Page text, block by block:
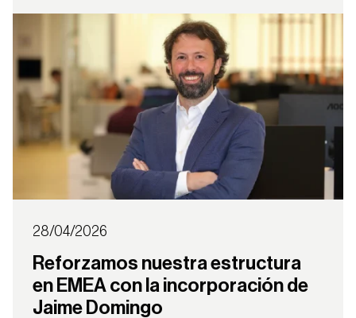
España
Continuar
28/04/2026
Reforzamos nuestra estructura
en EMEA con la incorporación de
Jaime Domingo